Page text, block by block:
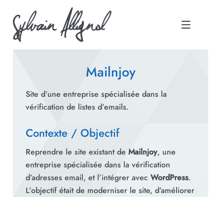
Mailnjoy
Site d’une entreprise spécialisée dans la
vérification de listes d’emails.
Contexte / Objectif
Reprendre le site existant de Mailnjoy, une
entreprise spécialisée dans la vérification
d’adresses email, et l’intégrer avec WordPress.
L’objectif était de moderniser le site, d’améliorer